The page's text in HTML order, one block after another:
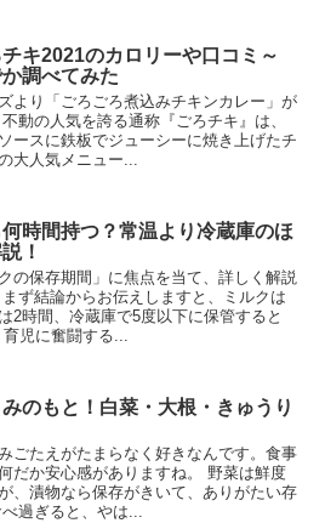
チキ2021のカロリーや口コミ～
調べてみた
より「ごろごろ煮込みチキンカレー」が
動の人気を誇る通称『ごろチキ』は、
ースに鉄板でジューシーに焼き上げたチ
大人気メニュー...
時間持つ？常温より冷蔵庫のほ
！
の保存期間」に焦点を当て、詳しく解説
ず結論からお伝えしますと、ミルクは
2時間、冷蔵庫で5度以下に保管すると
児に奮闘する...
のもと！白菜・大根・きゅうり
ごたえがたまらなく好きなんです。食事
だか安心感がありますね。 野菜は鮮度
、漬物なら保存がきいて、ありがたい存
過ぎると、やは...